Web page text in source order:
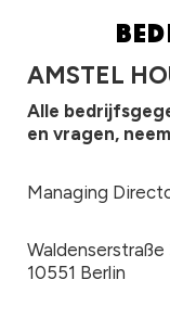
AMSTEL
Alle
en vragen,
Managing
Waldenserstraße
10551 Berlin